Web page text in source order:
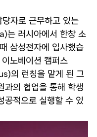
자로 근무하고 있는
는 러시아에서 한창 소
삼성전자에 입사했습
노베이션 캠퍼스
의 런칭을 맡게 된 그
과의 협업을 통해 학생
공적으로 실행할 수 있